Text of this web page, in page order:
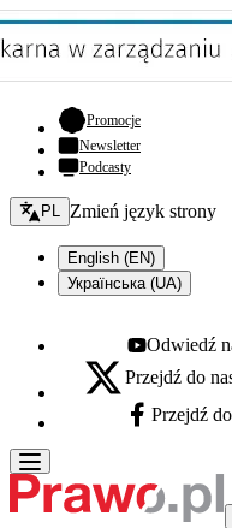
Promocje- otwiera się w
Newsletter
Podcasty
Zmień język - bieżący:
PL Zmień język strony
English (EN)
Українська (UA)
Youtube -
Odwiedź
X - otwiera się w nowej
Przejdź do
Facebook -
Przejdź